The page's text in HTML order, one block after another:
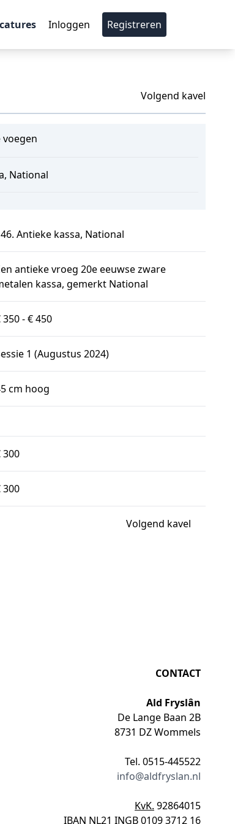
Inloggen Registreren
Volgend kavel
National
Antieke kassa, National
antieke vroeg 20e eeuwse zware
kassa, gemerkt National
350 - € 450
1 (Augustus 2024)
cm hoog
300
300
Volgend kavel
CONTACT
Ald Fryslân
De Lange Baan 2B
8731 DZ Wommels
Tel. 0515-445522
info@aldfryslan.nl
KvK. 92864015
IBAN NL21 INGB 0109 3712 16